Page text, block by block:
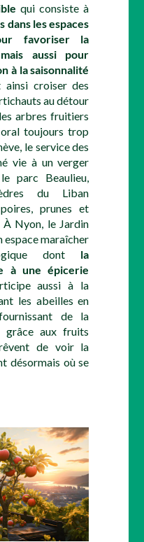
qui consiste à
les espaces
favoriser la
aussi pour
à la saisonnalité
ainsi croiser des
au détour
arbres fruitiers
toujours trop
le service des
vie à un verger
parc Beaulieu,
du Liban
prunes et
Nyon, le Jardin
espace maraîcher
dont la
à une épicerie
aussi à la
les abeilles en
de la
grâce aux fruits
de voir la
désormais où se